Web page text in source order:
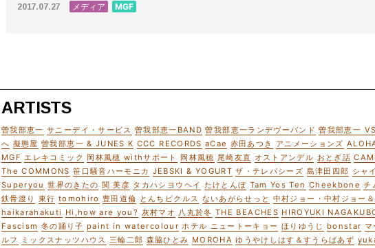
2017.07.27 メディア MGF
ARTISTS
曽我部恵一 サニーデイ・サービス 曽我部恵一BAND 曽我部恵一ランデヴーバンド 曽我部恵一
へ 擬態屋 曽我部恵一 & JUNES K CCC RECORDS aCae 赤田あつき アニメーションズ
MGF エレキコミック 岡林風穂 withサポート 岡林風穂 尾崎友直 オストアンデル おとぎ話
The COMMONS 笹口騒音ハーモニカ JEBSKI & YOGURT ザ・テレパシーズ 島津田四郎 シャ
Superyou 世界のきたの 関 美彦 タカハシヨウヘイ たけとんぼ Tam Yos Ten Cheekbone チ
鉄骨渡り 東行 tomohiro 豊田道倫 とんちピクルス ないあがらせっと 中村ジョー・中村ジョー
haikarahakuti Hi,how are you? 灰村マオ 八丸於冬 THE BEACHES HIROYUKI
Fascism 冬の踊り子 paint in watercolour ホテル ニュートーキョー ほりゆうじ bonstar マ
ルフ
ミックスナッツハウス 三輪二郎 森脇ひとみ MOROHA ゆうやけしはす＆すうらばあず